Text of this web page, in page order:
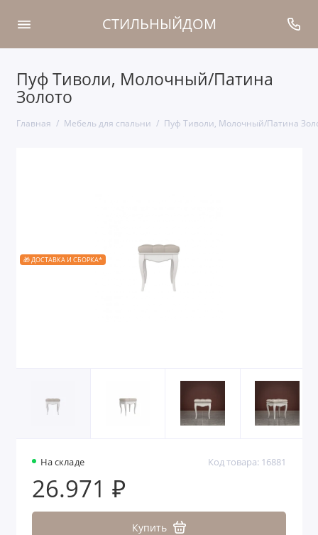
СТИЛЬНЫЙДОМ
Пуф Тиволи, Молочный/Патина
Золото
Главная Мебель для спальни Пуф Тиволи, Молочный/Патина
🎁 ДОСТАВКА И СБОРКА*
На складе Код товара: 16881
26.971 ₽
Купить